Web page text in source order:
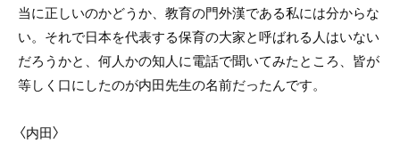
当に正しいのかどうか、教育の門外漢である私には分からな
い。それで日本を代表する保育の大家と呼ばれる人はいない
だろうかと、何人かの知人に電話で聞いてみたところ、皆が
等しく口にしたのが内田先生の名前だったんです。
〈内田〉